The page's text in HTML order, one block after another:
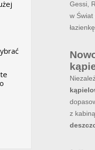
Gessi,
w Świat
z